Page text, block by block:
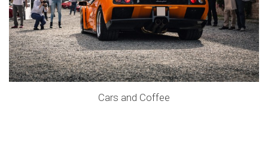
Cars and Coffee